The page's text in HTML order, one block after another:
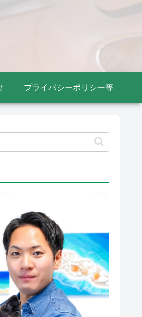
プライバシーポリシー等